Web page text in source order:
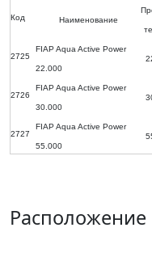
Код Наименование
2725
FIAP Aqua Active Power
22.000
2726
FIAP Aqua Active Power
30.000
2727
FIAP Aqua Active Power
55.000
Расположение